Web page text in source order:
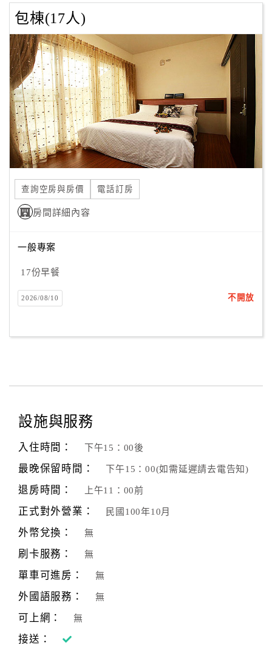
務
顧
客
滿
意
度
訂
單
管
理
員
戶
客
絡
Line
上
客
利
查
房
包棟(17人)
查詢空房與房價 電話訂房
房間詳細內容
一般專案
17份早餐
2026/08/10 不開放
設施與服務
入住時間： 下午15：00後
最晚保留時間： 下午15：00(如需延遲請去電告知)
退房時間： 上午11：00前
正式對外營業： 民國100年10月
外幣兌換： 無
刷卡服務： 無
單車可進房： 無
外國語服務： 無
可上網： 無
接送：